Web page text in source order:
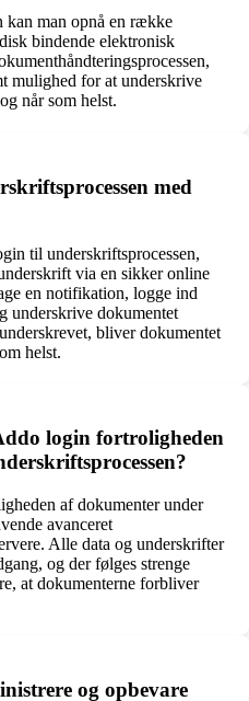
kan man opnå en række
bindende elektronisk
mulighed for at underskrive
når som helst.
med
til underskriftsprocessen,
via en sikker online
en notifikation, logge ind
underskrive dokumentet
bliver dokumentet
helst.
login fortroligheden
af dokumenter under
avanceret
Alle data og underskrifter
og der følges strenge
at dokumenterne forbliver
og opbevare